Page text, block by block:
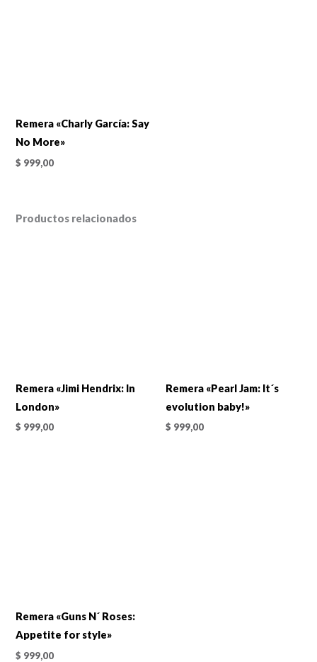
Remera «Charly García: Say
No More»
$ 999,00
Productos relacionados
Remera «Jimi Hendrix: In
London»
$ 999,00
Remera «Pearl Jam: It´s
evolution baby!»
$ 999,00
Remera «Guns N´ Roses:
Appetite for style»
$ 999,00